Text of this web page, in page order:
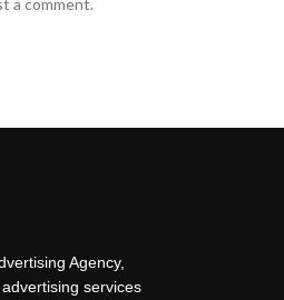
a comment.
Agency,
services